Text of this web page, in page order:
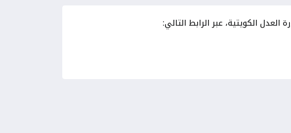
الكويتية، عبر الرابط التالي: